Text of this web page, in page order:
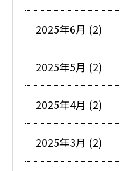
2025年6月 (2)
2025年5月 (2)
2025年4月 (2)
2025年3月 (2)